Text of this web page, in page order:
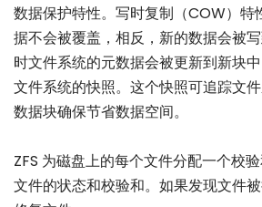
数据保护特性。写时复制（COW）特
据不会被覆盖，相反，新的数据会被
时文件系统的元数据会被更新到新块
文件系统的快照。这个快照可追踪文
数据块确保节省数据空间。
ZFS 为磁盘上的每个文件分配一个校
文件的状态和校验和。如果发现文件